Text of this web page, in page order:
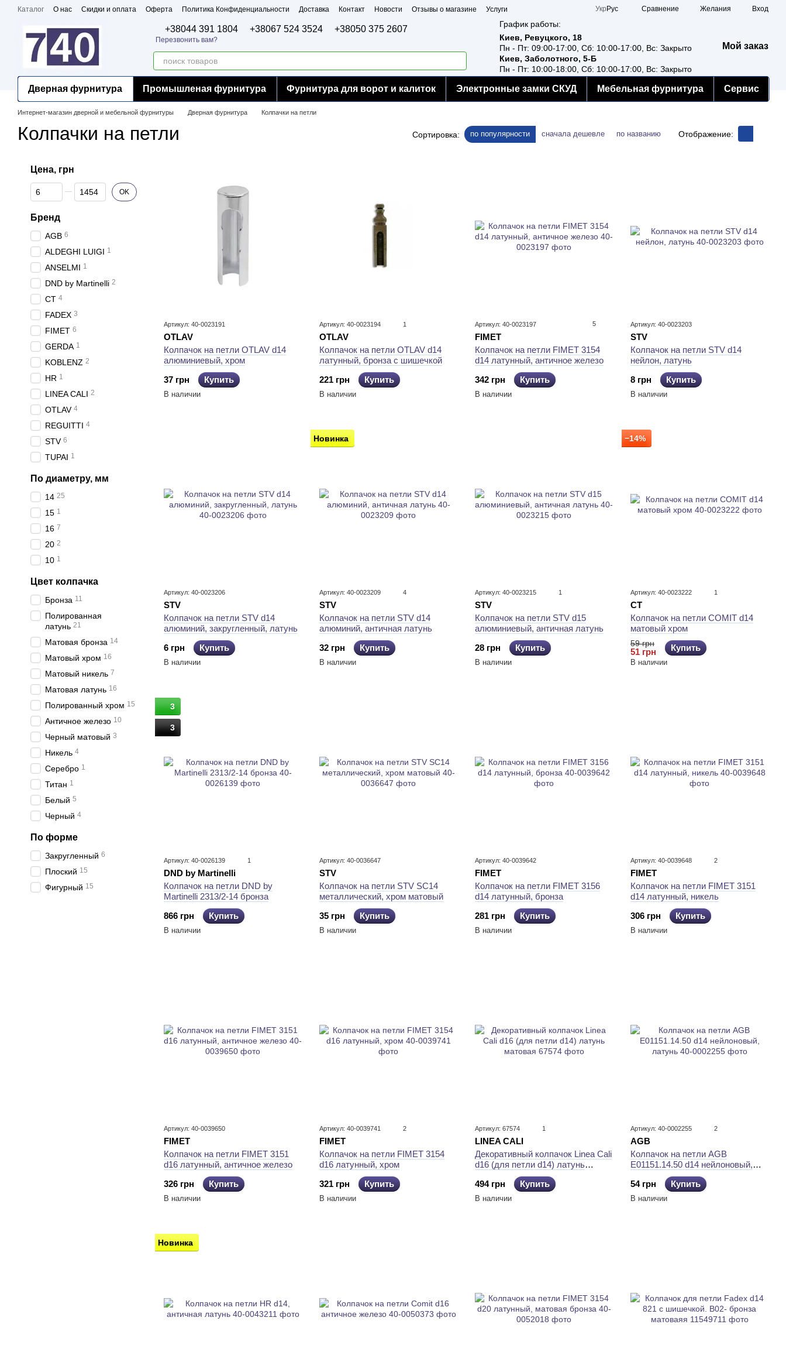
Перейти к основному контенту
Каталог О нас Скидки и оплата Оферта Политика Конфиденциальности Доставка Контакт Новости Отзывы о магазине
Услуги
Укр Рус Сравнение Желания Вход
+38044 391 1804 +38067 524 3524 +38050 375 2607
Перезвонить вам?
График работы:
Киев, Ревуцкого, 18
Пн - Пт: 09:00-17:00, Сб: 10:00-17:00, Вс: Закрыто
Киев, Заболотного, 5-Б
Пн - Пт: 10:00-18:00, Сб: 10:00-17:00, Вс: Закрыто
Мой заказ
Дверная фурнитура Промышленая фурнитура Фурнитура для ворот и калиток Электронные замки СКУД Мебельная фурнитура Сервис
Интернет-магазин дверной и мебельной фурнитуры Дверная фурнитура Колпачки на петли
Колпачки на петли Сортировка: по популярности сначала дешевле по названию Отображение:
Артикул: 40-0023191
OTLAV
Колпачок на петли OTLAV d14
алюминиевый, хром
37 грн
Купить
В наличии
Артикул: 40-0023194 1
OTLAV
Колпачок на петли OTLAV d14
латунный, бронза с шишечкой
221 грн
Купить
В наличии
Артикул: 40-0023197 5
FIMET
Колпачок на петли FIMET 3154
d14 латунный, античное железо
342 грн
Купить
В наличии
Артикул: 40-0023203
STV
Колпачок на петли STV d14
нейлон, латунь
8 грн
Купить
В наличии
Артикул: 40-0023206
STV
Колпачок на петли STV d14
алюминий, закругленный, латунь
6 грн
Купить
В наличии
Новинка
Артикул: 40-0023209 4
STV
Колпачок на петли STV d14
алюминий, античная латунь
32 грн
Купить
В наличии
Артикул: 40-0023215 1
STV
Колпачок на петли STV d15
алюминиевый, античная латунь
28 грн
Купить
В наличии
−14%
Артикул: 40-0023222 1
CT
Колпачок на петли COMIT d14
матовый хром
59 грн
51 грн Купить
В наличии
3
3
Артикул: 40-0026139 1
DND by Martinelli
Колпачок на петли DND by
Martinelli 2313/2-14 бронза
866 грн
Купить
В наличии
Артикул: 40-0036647
STV
Колпачок на петли STV SC14
металлический, хром матовый
35 грн
Купить
В наличии
Артикул: 40-0039642
FIMET
Колпачок на петли FIMET 3156
d14 латунный, бронза
281 грн
Купить
В наличии
Артикул: 40-0039648 2
FIMET
Колпачок на петли FIMET 3151
d14 латунный, никель
306 грн
Купить
В наличии
Артикул: 40-0039650
FIMET
Колпачок на петли FIMET 3151
d16 латунный, античное железо
326 грн
Купить
В наличии
Артикул: 40-0039741 2
FIMET
Колпачок на петли FIMET 3154
d16 латунный, хром
321 грн
Купить
В наличии
Артикул: 67574 1
LINEA CALI
Декоративный колпачок Linea Cali
d16 (для петли d14) латунь
494 грн
Купить
В наличии
Артикул: 40-0002255 2
AGB
Колпачок на петли AGB
E01151.14.50 d14 нейлоновый,
54 грн
Купить
В наличии
Новинка
Цена, грн
От Цена, грн
До Цена, грн OK
Бренд
AGB 6
ALDEGHI LUIGI 1
ANSELMI 1
DND by Martinelli 2
CT 4
FADEX 3
FIMET 6
GERDA 1
KOBLENZ 2
HR 1
LINEA CALI 2
OTLAV 4
REGUITTI 4
STV 6
TUPAI 1
По диаметру, мм
14 25
15 1
16 7
20 2
10 1
Цвет колпачка
Бронза 11
Полированная
латунь 21
Матовая бронза 14
Матовый хром 16
Матовый никель 7
Матовая латунь 16
Полированный хром 15
Античное железо 10
Черный матовый 3
Никель 4
Серебро 1
Титан 1
Белый 5
Черный 4
По форме
Закругленный 6
Плоский 15
Фигурный 15